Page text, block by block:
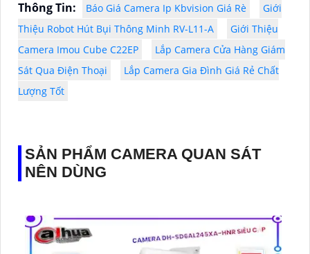
Thông Tin: Báo Giá Camera Ip Kbvision Giá Rè
Giới
Thiệu Robot Hút Bụi Thông Minh RV-L11-A
Giới Thiệu
Camera Imou Cube C22EP
Lắp Camera Cửa Hàng Giám
Sát Qua Điện Thoại
Lắp Camera Gia Đình Giá Rẻ Chất
Lượng Tốt
SẢN PHẨM CAMERA QUAN SÁT
NÊN DÙNG